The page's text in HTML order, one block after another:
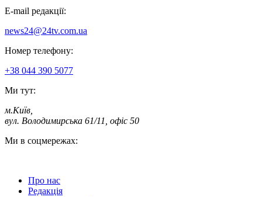
E-mail редакції:
news24@24tv.com.ua
Номер телефону:
+38 044 390 5077
Ми тут:
м.Київ
вул. Володимирська 61/11, офіс 50
Ми в соцмережах:
Про нас
Редакція